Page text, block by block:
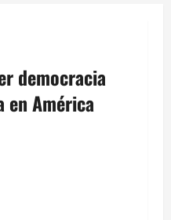
democracia
en América